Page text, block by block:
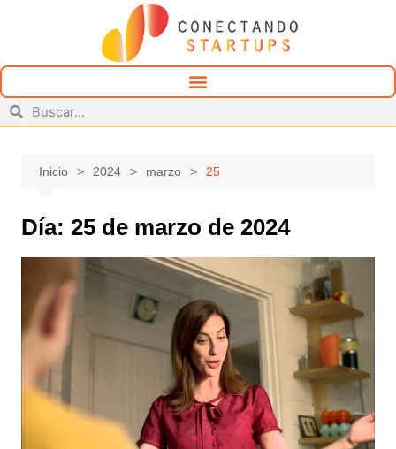
Inicio 2024 marzo 25
Día: 25 de marzo de 2024